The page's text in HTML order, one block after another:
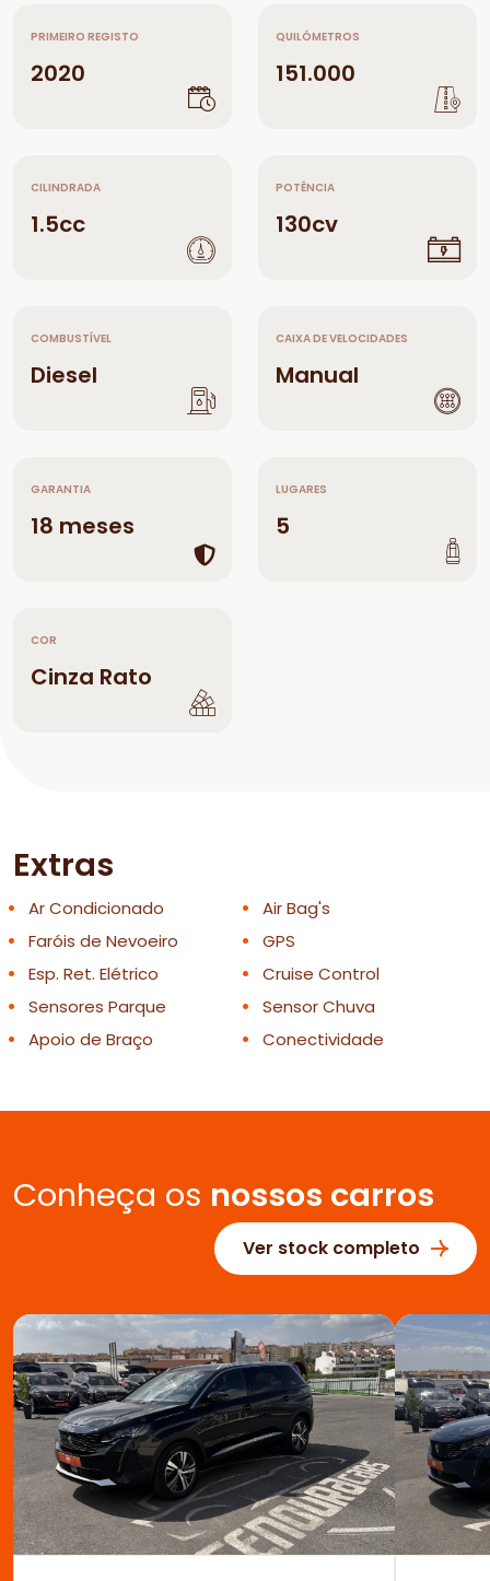
PRIMEIRO REGISTO
2020
QUILÓMETROS
151.000
CILINDRADA
1.5cc
POTÊNCIA
130cv
COMBUSTÍVEL
Diesel
CAIXA DE VELOCIDADES
Manual
GARANTIA
18 meses
LUGARES
5
COR
Cinza Rato
Extras
Ar Condicionado
Air Bag's
Faróis de Nevoeiro
GPS
Esp. Ret. Elétrico
Cruise Control
Sensores Parque
Sensor Chuva
Apoio de Braço
Conectividade
Conheça os nossos carros
Ver stock completo